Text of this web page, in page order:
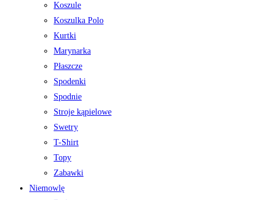
Koszule
Koszulka Polo
Kurtki
Marynarka
Płaszcze
Spodenki
Spodnie
Stroje kąpielowe
Swetry
T-Shirt
Topy
Zabawki
Niemowlę